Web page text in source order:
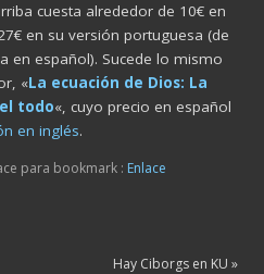
cuesta alrededor de 10€ en
en su versión portuguesa (de
en español). Sucede lo mismo
«La ecuación de Dios: La
todo«, cuyo precio en español
en inglés.
para bookmark : Enlace
Hay Ciborgs en KU »